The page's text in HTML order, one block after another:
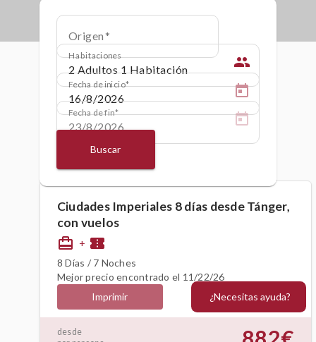
Origen
Habitaciones people
Fecha de inicio
Fecha de fin
Buscar
Ciudades Imperiales 8 días desde Tánger,
con vuelos
card_travel + confirmation_number
8 Días / 7 Noches
Mejor precio encontrado el 11/22/26
Imprimir
desde
¿Necesitas ayuda?